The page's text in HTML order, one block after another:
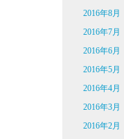
2016年8月
2016年7月
2016年6月
2016年5月
2016年4月
2016年3月
2016年2月